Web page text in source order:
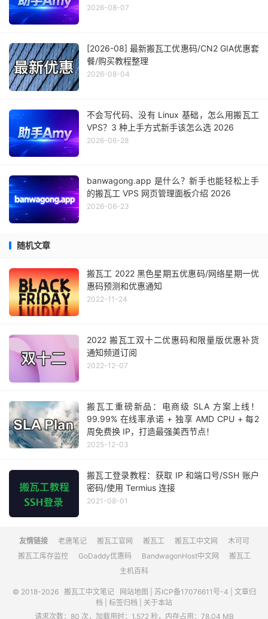
2026-08-07
[2026-08] 最新搬瓦工优惠码/CN2 GIA优惠套
餐/购买教程整理
2026-08-04
不会写代码、没有 Linux 基础，怎么用搬瓦工
VPS？3 种上手方式新手该怎么选 2026
2026-06-28
banwagong.app 是什么？新手也能轻松上手
的搬瓦工 VPS 网页管理面板介绍 2026
2026-06-23
随机文章
搬瓦工 2022 黑色星期五优惠码/网络星期一优
惠码预测和优惠通知
2022-11-24
2022 搬瓦工双十二优惠码和限量版优惠补货
通知频道订阅
2022-12-07
搬瓦工重磅新品：电商级 SLA 方案上线！
99.99% 在线率承诺 + 独享 AMD CPU + 每2
周免费换 IP，打造最强美西节点！
2025-12-03
搬瓦工登录教程：获取 IP 和端口号/SSH 账户
密码/使用 Termius 连接
2021-08-01
友情链接 老唐笔记 搬瓦工官网 搬瓦工 搬瓦工中文网
木可可
搬瓦工库存监控
GoDaddy优惠码 BandwagonHost中文网
搬瓦工
主机百科
© 2018-2026 搬瓦工中文笔记 网站地图 苏ICP备17076611号-4
文章归
档
标签归档
关于本站
请求次数：80 次，加载用时：1.572 秒，内存占用：78.04 MB